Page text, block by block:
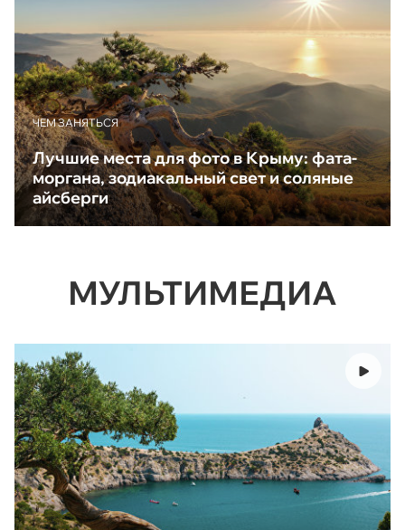
ЧЕМ ЗАНЯТЬСЯ
Лучшие места для фото в Крыму: фата-
моргана, зодиакальный свет и соляные
айсберги
МУЛЬТИМЕДИА